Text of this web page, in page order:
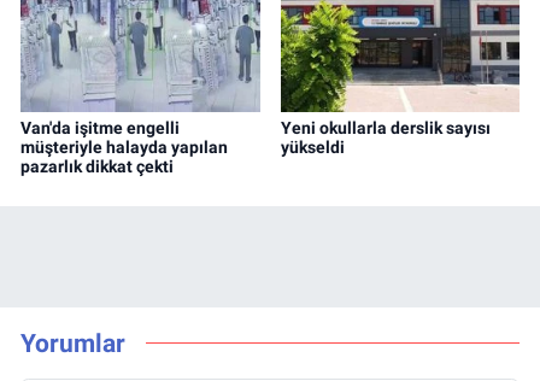
Van'da işitme engelli
müşteriyle halayda yapılan
pazarlık dikkat çekti
Yeni okullarla derslik sayısı
yükseldi
Yorumlar